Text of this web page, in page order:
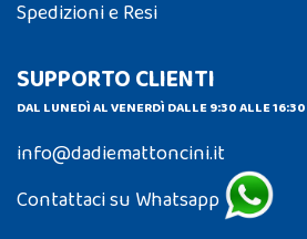
Spedizioni e Resi
SUPPORTO CLIENTI
DAL LUNEDÌ AL VENERDÌ DALLE 9:30 ALLE 16:30
info@dadiemattoncini.it
Contattaci su Whatsapp